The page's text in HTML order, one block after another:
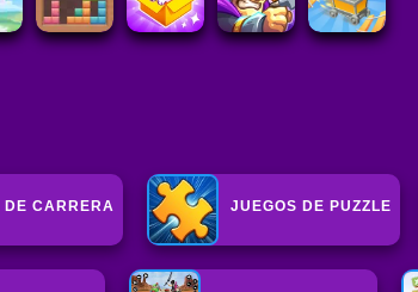
DE CARRERA JUEGOS DE PUZZLE